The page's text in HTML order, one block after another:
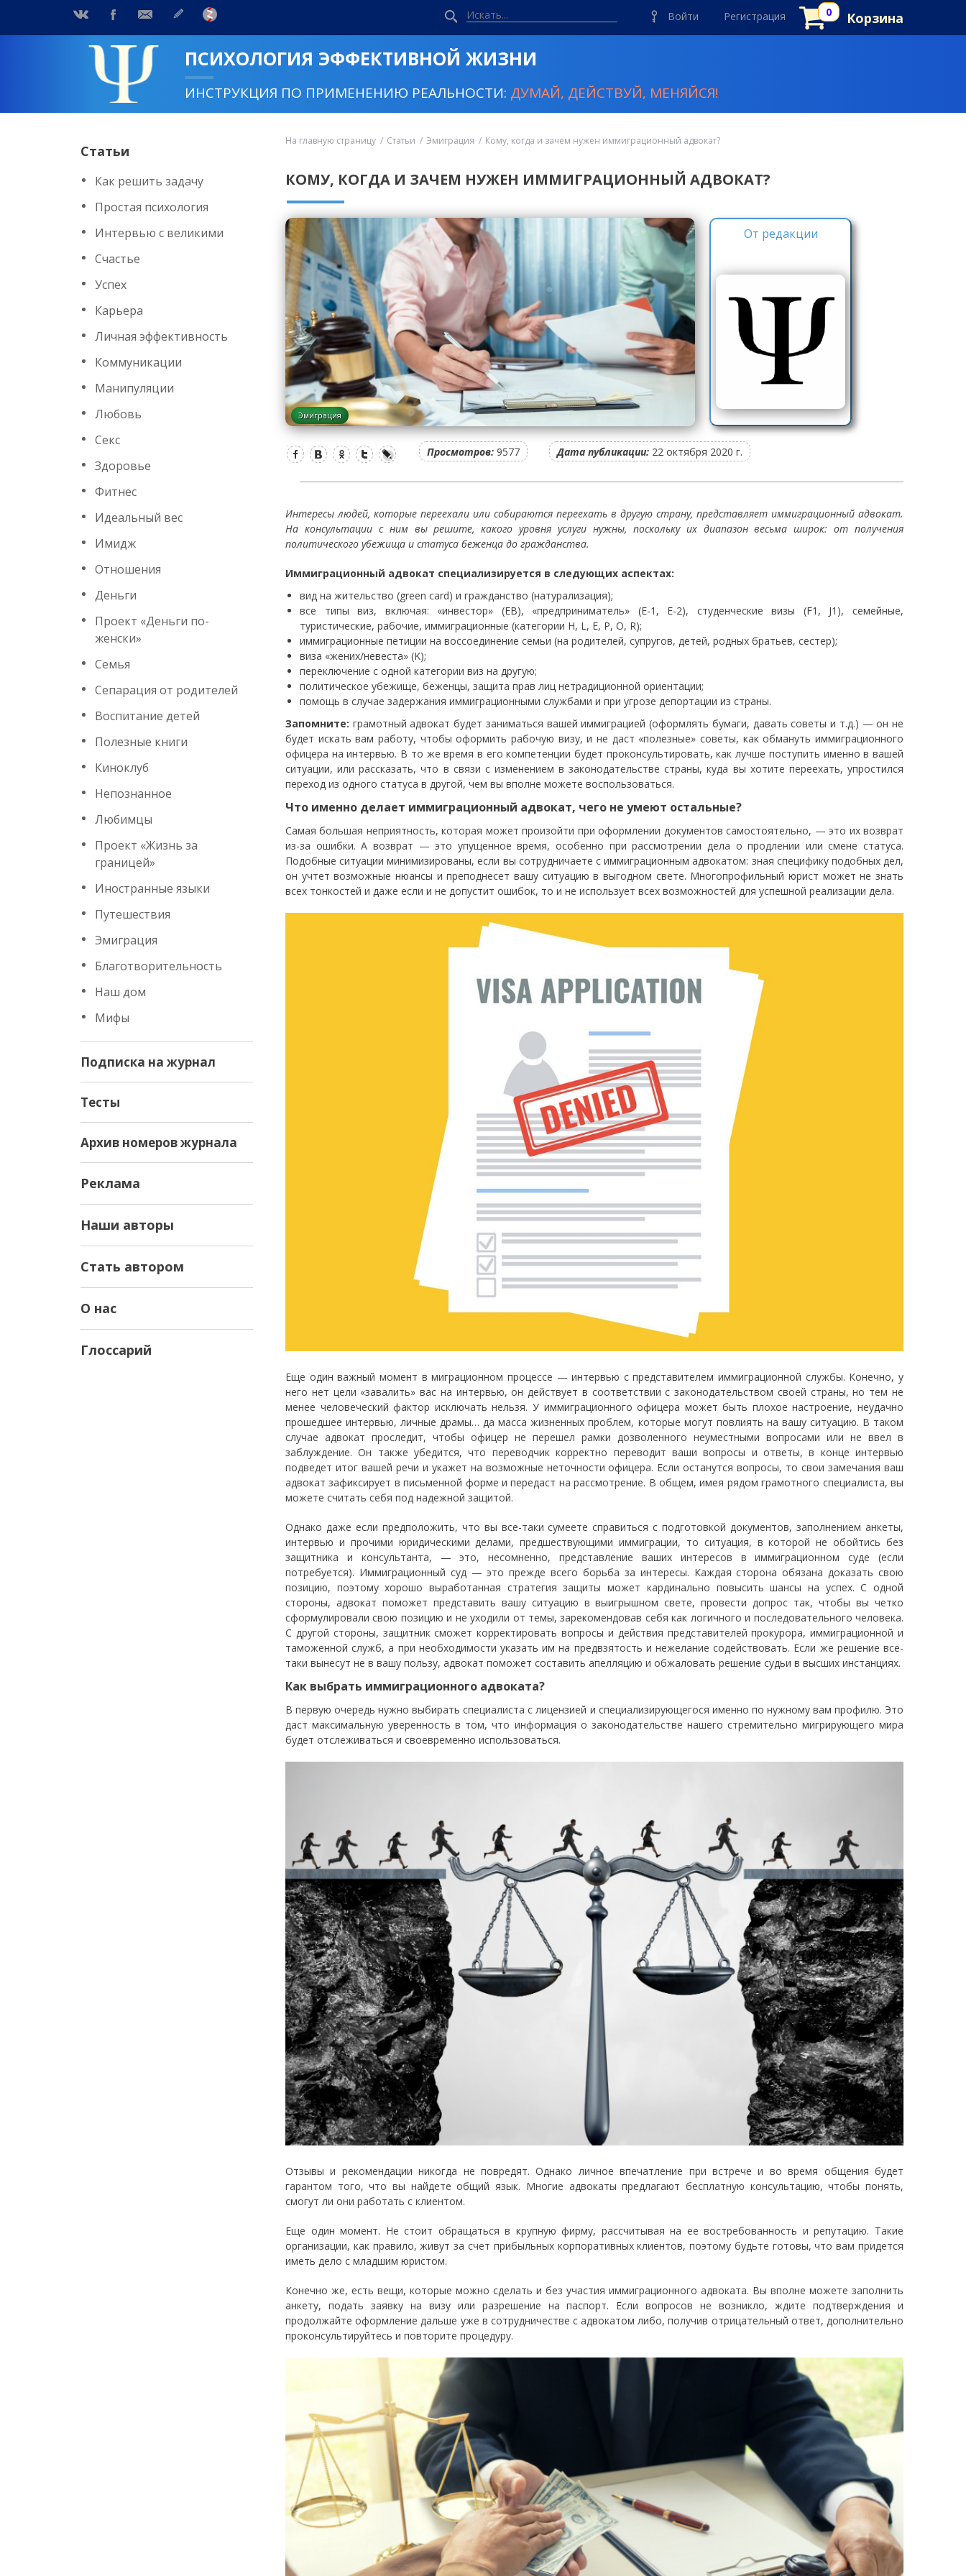
Войти Регистрация Корзина
ПСИХОЛОГИЯ ЭФФЕКТИВНОЙ ЖИЗНИ
ИНСТРУКЦИЯ ПО ПРИМЕНЕНИЮ РЕАЛЬНОСТИ: ДУМАЙ, ДЕЙСТВУЙ, МЕНЯЙСЯ!
Статьи
Как решить задачу
Простая психология
Интервью с великими
Счастье
Успех
Карьера
Личная эффективность
Коммуникации
Манипуляции
Любовь
Секс
Здоровье
Фитнес
Идеальный вес
Имидж
Отношения
Деньги
Проект «Деньги по-
женски»
Семья
Сепарация от родителей
Воспитание детей
Полезные книги
Киноклуб
Непознанное
Любимцы
Проект «Жизнь за
границей»
Иностранные языки
Путешествия
Эмиграция
Благотворительность
Наш дом
Мифы
Подписка на журнал
Тесты
Архив номеров журнала
Реклама
Наши авторы
Стать автором
О нас
Глоссарий
На главную страницу Статьи Эмиграция Кому, когда и зачем нужен иммиграционный адвокат?
КОМУ, КОГДА И ЗАЧЕМ НУЖЕН ИММИГРАЦИОННЫЙ АДВОКАТ?
Эмиграция
От редакции
Просмотров: 9577 Дата публикации: 22 октября 2020 г.
Интересы людей, которые переехали или собираются переехать в другую страну, представляет иммиграционный адвокат.
На консультации с ним вы решите, какого уровня услуги нужны, поскольку их диапазон весьма широк: от получения
политического убежища и статуса беженца до гражданства.
Иммиграционный адвокат специализируется в следующих аспектах:
вид на жительство (green card) и гражданство (натурализация);
все типы виз, включая: «инвестор» (EB), «предприниматель» (E-1, E-2), студенческие визы (F1, J1), семейные,
туристические, рабочие, иммиграционные (категории H, L, E, P, O, R);
иммиграционные петиции на воссоединение семьи (на родителей, супругов, детей, родных братьев, сестер);
виза «жених/невеста» (K);
переключение с одной категории виз на другую;
политическое убежище, беженцы, защита прав лиц нетрадиционной ориентации;
помощь в случае задержания иммиграционными службами и при угрозе депортации из страны.
Запомните: грамотный адвокат будет заниматься вашей иммиграцией (оформлять бумаги, давать советы и т.д.) — он не
будет искать вам работу, чтобы оформить рабочую визу, и не даст «полезные» советы, как обмануть иммиграционного
офицера на интервью. В то же время в его компетенции будет проконсультировать, как лучше поступить именно в вашей
ситуации, или рассказать, что в связи с изменением в законодательстве страны, куда вы хотите переехать, упростился
переход из одного статуса в другой, чем вы вполне можете воспользоваться.
Что именно делает иммиграционный адвокат, чего не умеют остальные?
Самая большая неприятность, которая может произойти при оформлении документов самостоятельно, — это их возврат
из-за ошибки. А возврат — это упущенное время, особенно при рассмотрении дела о продлении или смене статуса.
Подобные ситуации минимизированы, если вы сотрудничаете с иммиграционным адвокатом: зная специфику подобных дел,
он учтет возможные нюансы и преподнесет вашу ситуацию в выгодном свете. Многопрофильный юрист может не знать
всех тонкостей и даже если и не допустит ошибок, то и не использует всех возможностей для успешной реализации дела.
Еще один важный момент в миграционном процессе — интервью с представителем иммиграционной службы. Конечно, у
него нет цели «завалить» вас на интервью, он действует в соответствии с законодательством своей страны, но тем не
менее человеческий фактор исключать нельзя. У иммиграционного офицера может быть плохое настроение, неудачно
прошедшее интервью, личные драмы… да масса жизненных проблем, которые могут повлиять на вашу ситуацию. В таком
случае адвокат проследит, чтобы офицер не перешел рамки дозволенного неуместными вопросами или не ввел в
заблуждение. Он также убедится, что переводчик корректно переводит ваши вопросы и ответы, в конце интервью
подведет итог вашей речи и укажет на возможные неточности офицера. Если останутся вопросы, то свои замечания ваш
адвокат зафиксирует в письменной форме и передаст на рассмотрение. В общем, имея рядом грамотного специалиста, вы
можете считать себя под надежной защитой.
Однако даже если предположить, что вы все-таки сумеете справиться с подготовкой документов, заполнением анкеты,
интервью и прочими юридическими делами, предшествующими иммиграции, то ситуация, в которой не обойтись без
защитника и консультанта, — это, несомненно, представление ваших интересов в иммиграционном суде (если
потребуется). Иммиграционный суд — это прежде всего борьба за интересы. Каждая сторона обязана доказать свою
позицию, поэтому хорошо выработанная стратегия защиты может кардинально повысить шансы на успех. С одной
стороны, адвокат поможет представить вашу ситуацию в выигрышном свете, провести допрос так, чтобы вы четко
сформулировали свою позицию и не уходили от темы, зарекомендовав себя как логичного и последовательного человека.
С другой стороны, защитник сможет корректировать вопросы и действия представителей прокурора, иммиграционной и
таможенной служб, а при необходимости указать им на предвзятость и нежелание содействовать. Если же решение все-
таки вынесут не в вашу пользу, адвокат поможет составить апелляцию и обжаловать решение судьи в высших инстанциях.
Как выбрать иммиграционного адвоката?
В первую очередь нужно выбирать специалиста с лицензией и специализирующегося именно по нужному вам профилю. Это
даст максимальную уверенность в том, что информация о законодательстве нашего стремительно мигрирующего мира
будет отслеживаться и своевременно использоваться.
Отзывы и рекомендации никогда не повредят. Однако личное впечатление при встрече и во время общения будет
гарантом того, что вы найдете общий язык. Многие адвокаты предлагают бесплатную консультацию, чтобы понять,
смогут ли они работать с клиентом.
Еще один момент. Не стоит обращаться в крупную фирму, рассчитывая на ее востребованность и репутацию. Такие
организации, как правило, живут за счет прибыльных корпоративных клиентов, поэтому будьте готовы, что вам придется
иметь дело с младшим юристом.
Конечно же, есть вещи, которые можно сделать и без участия иммиграционного адвоката. Вы вполне можете заполнить
анкету, подать заявку на визу или разрешение на паспорт. Если вопросов не возникло, ждите подтверждения и
продолжайте оформление дальше уже в сотрудничестве с адвокатом либо, получив отрицательный ответ, дополнительно
проконсультируйтесь и повторите процедуру.